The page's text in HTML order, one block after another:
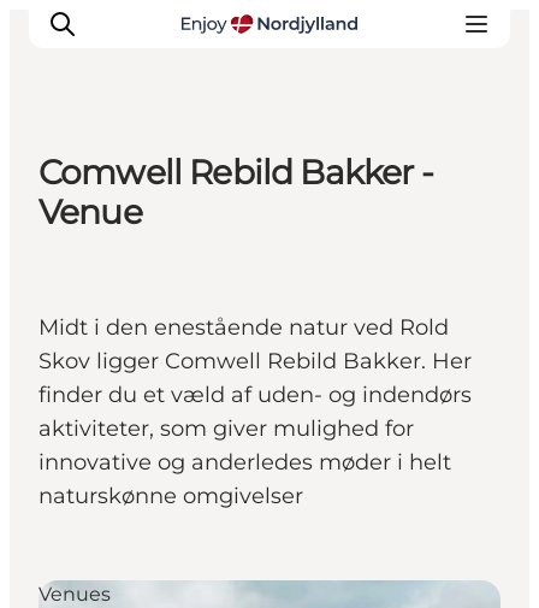
Oplevelser og aktiviteter
Det sker
For børn
Comwell Rebild Bakker -
Venue
Midt i den enestående natur ved Rold
Skov ligger Comwell Rebild Bakker. Her
finder du et væld af uden- og indendørs
aktiviteter, som giver mulighed for
innovative og anderledes møder i helt
naturskønne omgivelser
Venues